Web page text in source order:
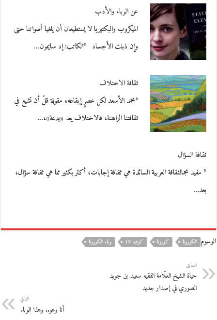
عن الوباء والأدب
الميكروب والبكتيريا لا يستطيعان أن يلغيا أصواتنا حتى
وإن ذبلت الأجساد *الكاتب: إد سايمون…
ثقافة الاختلاف
*محمد الأسعد لكل عصرٍ إيقاعه، مقولة قلّ أن تشيع في
ثقافتنا الراهنة، فالاختلاف يعد «بدعة»،…
ثقافة السؤال
* مفيد نجمالثقافة العربية السائدة هي ثقافة إجابات، أكثر بكثير مما هي ثقافة سؤال،
بعد…
الوسوم الكورونا كورونا كوفيد 19 وباء الكورونا
السابق
حياة الشيخ العلّامة الفقيه سعيد بن جويد
الصوري في إصدار جديد
التالي
أنا وهو.. وهذا الوباء